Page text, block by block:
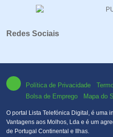
Redes Sociais
Política de Privacidade
Bolsa de Emprego
Mapa do
O portal Lista Telefónica Digital, é uma
Vantagens aos Molhos, Lda e é um
de Portugal Continental e Ilhas.